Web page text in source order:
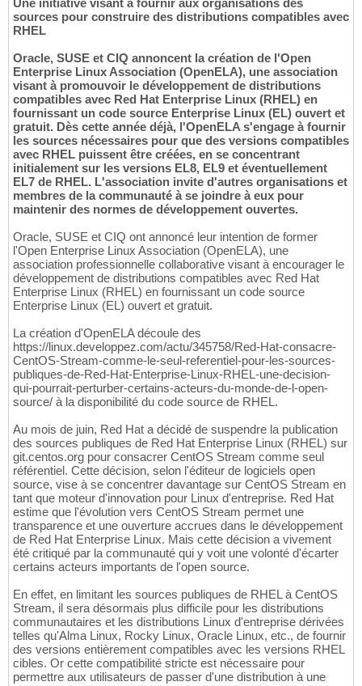
Une initiative visant à fournir aux organisations des
sources pour construire des distributions compatibles avec
RHEL
Oracle, SUSE et CIQ annoncent la création de l'Open
Enterprise Linux Association (OpenELA), une association
visant à promouvoir le développement de distributions
compatibles avec Red Hat Enterprise Linux (RHEL) en
fournissant un code source Enterprise Linux (EL) ouvert et
gratuit. Dès cette année déjà, l'OpenELA s'engage à fournir
les sources nécessaires pour que des versions compatibles
avec RHEL puissent être créées, en se concentrant
initialement sur les versions EL8, EL9 et éventuellement
EL7 de RHEL. L'association invite d'autres organisations et
membres de la communauté à se joindre à eux pour
maintenir des normes de développement ouvertes.
Oracle, SUSE et CIQ ont annoncé leur intention de former
l'Open Enterprise Linux Association (OpenELA), une
association professionnelle collaborative visant à encourager le
développement de distributions compatibles avec Red Hat
Enterprise Linux (RHEL) en fournissant un code source
Enterprise Linux (EL) ouvert et gratuit.
La création d'OpenELA découle des
https://linux.developpez.com/actu/345758/Red-Hat-consacre-
CentOS-Stream-comme-le-seul-referentiel-pour-les-sources-
publiques-de-Red-Hat-Enterprise-Linux-RHEL-une-decision-
qui-pourrait-perturber-certains-acteurs-du-monde-de-l-open-
source/ à la disponibilité du code source de RHEL.
Au mois de juin, Red Hat a décidé de suspendre la publication
des sources publiques de Red Hat Enterprise Linux (RHEL) sur
git.centos.org pour consacrer CentOS Stream comme seul
référentiel. Cette décision, selon l'éditeur de logiciels open
source, vise à se concentrer davantage sur CentOS Stream en
tant que moteur d'innovation pour Linux d'entreprise. Red Hat
estime que l'évolution vers CentOS Stream permet une
transparence et une ouverture accrues dans le développement
de Red Hat Enterprise Linux. Mais cette décision a vivement
été critiqué par la communauté qui y voit une volonté d'écarter
certains acteurs importants de l'open source.
En effet, en limitant les sources publiques de RHEL à CentOS
Stream, il sera désormais plus difficile pour les distributions
communautaires et les distributions Linux d'entreprise dérivées
telles qu'Alma Linux, Rocky Linux, Oracle Linux, etc., de fournir
des versions entièrement compatibles avec les versions RHEL
cibles. Or cette compatibilité stricte est nécessaire pour
permettre aux utilisateurs de passer d'une distribution à une